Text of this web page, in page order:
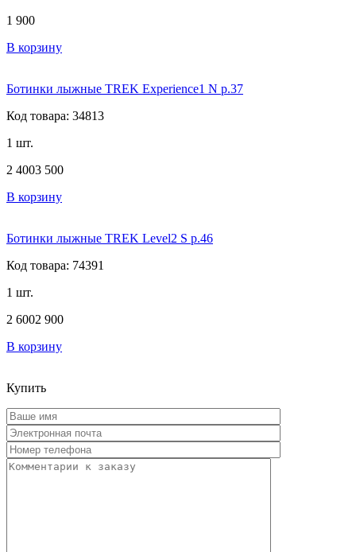
1 900
В корзину
Ботинки лыжные TREK Experience1 N р.37
Код товара: 34813
1 шт.
2 4003 500
В корзину
Ботинки лыжные TREK Level2 S р.46
Код товара: 74391
1 шт.
2 6002 900
В корзину
Купить